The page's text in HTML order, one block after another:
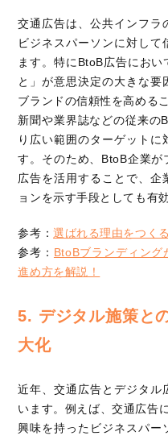
交通広告は、公共インフラ
ビジネスパーソンに対して
ます。特にBtoB広告におい
と」が意思決定の大きな要
ブランドの信頼性を高める
新聞や業界誌などの従来の
り広い範囲のターゲットに
す。そのため、BtoB企業が
広告を活用することで、企
ョンを示す手段としても有効
参考：選ばれる理由をつく
参考： BtoBブランディン
進め方を解説！
5. デジタル施策と
大化
近年、交通広告とデジタル
います。例えば、交通広告
興味を持ったビジネスパー